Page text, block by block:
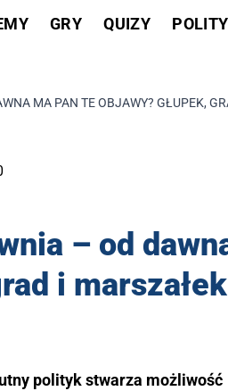
GRY QUIZY
MA PAN TE OBJAWY? GŁUPEK,
– od
i marszałek
polityk stwarza możliwość